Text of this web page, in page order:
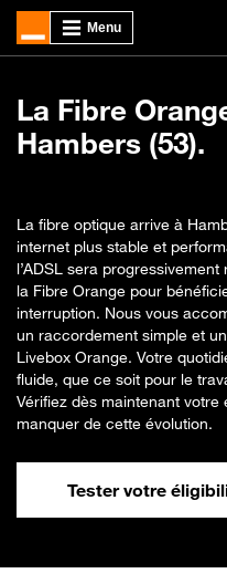
La Fibre
Hambers (53).
La fibre optique arrive à
internet plus stable et
l’ADSL sera
la Fibre Orange pour
interruption. Nous vous
un raccordement simple et
Livebox Orange. Votre
fluide, que ce soit pour le
Vérifiez dès maintenant
manquer de cette évolution.
Tester votre